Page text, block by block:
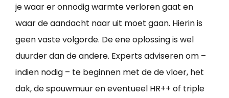
je waar er onnodig warmte verloren gaat en
waar de aandacht naar uit moet gaan. Hierin is
geen vaste volgorde. De ene oplossing is wel
duurder dan de andere. Experts adviseren om –
indien nodig – te beginnen met de de vloer, het
dak, de spouwmuur en eventueel HR++ of triple